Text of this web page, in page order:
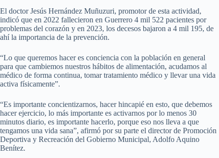
El doctor Jesús Hernández Muñuzuri, promotor de esta actividad,
indicó que en 2022 fallecieron en Guerrero 4 mil 522 pacientes por
problemas del corazón y en 2023, los decesos bajaron a 4 mil 195, de
ahí la importancia de la prevención.
“Lo que queremos hacer es conciencia con la población en general
para que cambiemos nuestros hábitos de alimentación, acudamos al
médico de forma continua, tomar tratamiento médico y llevar una vida
activa físicamente”.
“Es importante concientizarnos, hacer hincapié en esto, que debemos
hacer ejercicio, lo más importante es activarnos por lo menos 30
minutos diario, es importante hacerlo, porque eso nos lleva a que
tengamos una vida sana”, afirmó por su parte el director de Promoción
Deportiva y Recreación del Gobierno Municipal, Adolfo Aquino
Benítez.